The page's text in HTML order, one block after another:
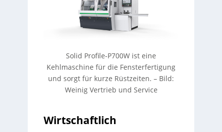
Solid Profile-P700W ist eine
Kehlmaschine für die Fensterfertigung
und sorgt für kurze Rüstzeiten. – Bild:
Weinig Vertrieb und Service
Wirtschaftlich